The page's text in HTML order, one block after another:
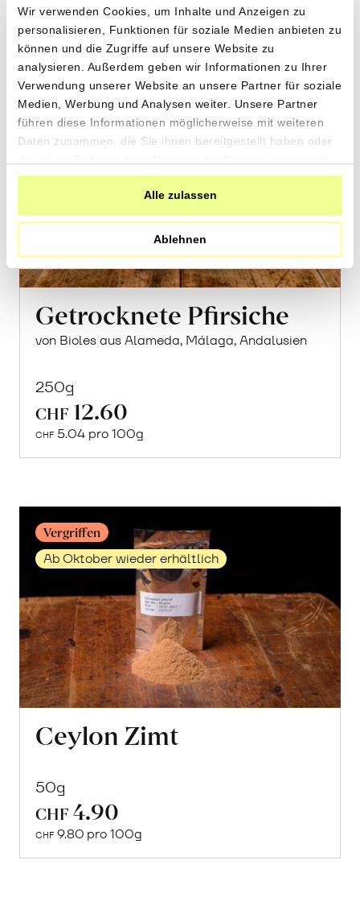
Wir verwenden Cookies, um Inhalte und Anzeigen zu
personalisieren, Funktionen für soziale Medien anbieten zu
können und die Zugriffe auf unsere Website zu
analysieren. Außerdem geben wir Informationen zu Ihrer
Verwendung unserer Website an unsere Partner für soziale
Medien, Werbung und Analysen weiter. Unsere Partner
führen diese Informationen möglicherweise mit weiteren
Daten zusammen, die Sie ihnen bereitgestellt haben oder
haben.
Alle zulassen
Ablehnen
CHF2.80 pro 100g
den
Warenkorb
Getrocknete Pfirsiche
von Bioles aus Alameda, Málaga, Andalusien
250g
CHF 12.60
CHF 5.04 pro 100g
Warenkorb
Vergriffen
Ab Oktober wieder erhältlich
Ceylon Zimt
50g
CHF 4.90
CHF 9.80 pro 100g
Tarte